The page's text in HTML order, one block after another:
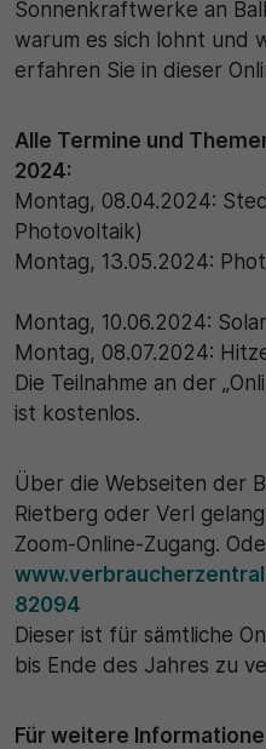
Sonnenkraftwerke an
warum es sich lohnt und
erfahren Sie in dieser
Alle Termine und
2024:
Montag, 08.04.2024:
Photovoltaik)
Montag, 13.05.2024:
Montag,
Montag, 08.07.2024:
Die Teilnahme an der
ist kostenlos.
Über die Webseiten der
Rietberg oder Verl
Zoom-Online-Zugang.
82094
Dieser ist für sämtliche
bis Ende des Jahres zu
Für weitere
30 Minuten
Zweck
Wird für
Daten des Besuchs